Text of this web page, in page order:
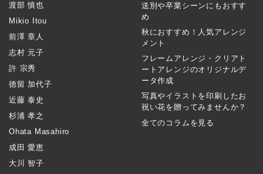
渡部 慎也
Mikio Itou
前澤 章人
志村 元子
許 宗秀
徳留 加代子
近藤 泰史
杉浦 孝之
Ohata Masahiro
成田 愛恵
大川 智子
送別や卒業シーンにもおすす
め
秋におすすめ！人気アレンジ
メント
フレームアレンジ・クリアト
ートアレンジのオリジナルデ
ータ作成
写真やイラストを印刷したお
祝い花を贈ってみませんか？
全てのコラムを見る